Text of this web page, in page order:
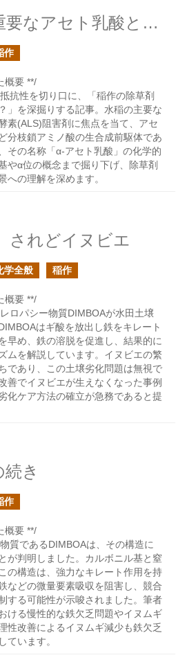
稲作の除草剤で重要なアセト乳酸とは何か？
作
概要 **/
抗性を切り口に、「稲作の除草剤
」を深掘りする記事。水稲の主要な
素(ALS)阻害剤に焦点を当て、アセ
分枝鎖アミノ酸の生合成前駆体であ
その名称「α-アセト乳酸」の化学的
やα位の概念まで掘り下げ、除草剤
への理解を深めます。
されどイヌビエ
学全般 稲作
概要 **/
ロパシー物質DIMBOAが水田土壌
はギ酸を放出し鉄をキレート
早め、鉄の溶脱を促進し、結果的に
ムを解説しています。イヌビエの繁
であり、この土壌劣化問題は無視で
善でイヌビエが生えなくなった事例
化ケア方法の確立が急務であると提
き
作
概要 **/
質であるDIMBOAは、その構造に
が判明しました。カルボニル基と窒
の構造は、強力なキレート作用を持
などの微量要素吸収を阻害し、競合
する可能性が示唆されました。筆者
ける慢性的な鉄欠乏問題やイヌムギ
性改善によるイヌムギ減少も鉄欠乏
ています。